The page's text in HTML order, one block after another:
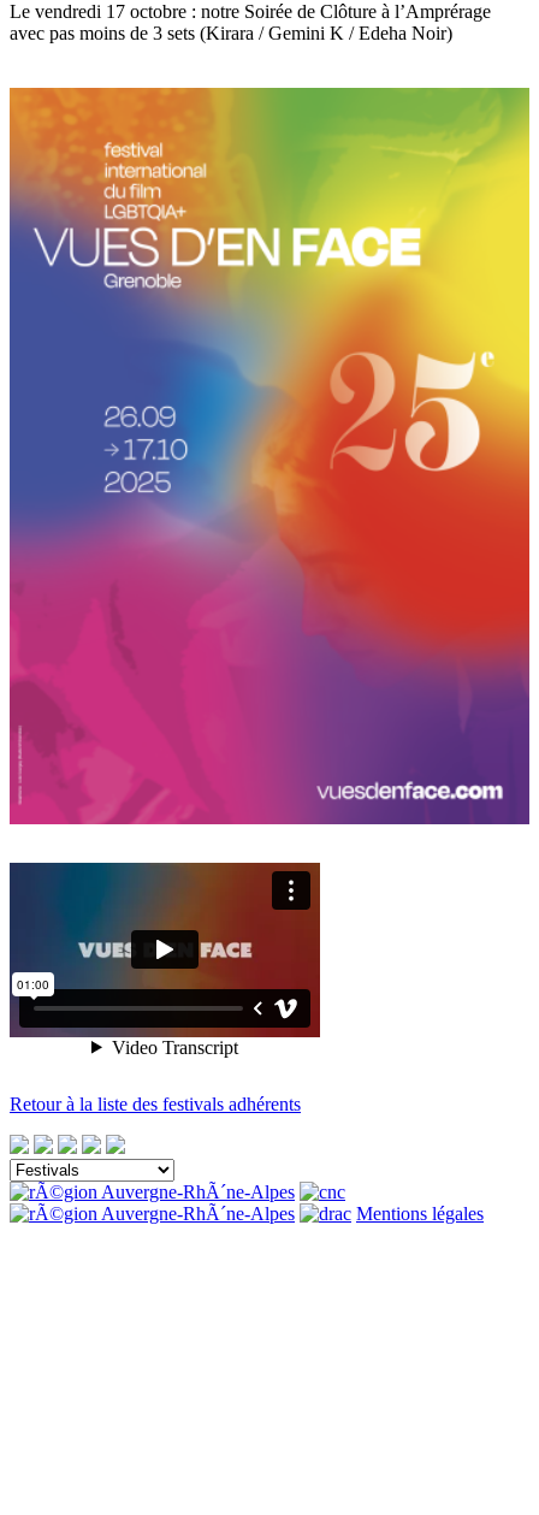
Le vendredi 17 octobre : notre Soirée de Clôture à l’Amprérage
avec pas moins de 3 sets (Kirara / Gemini K / Edeha Noir)
Retour à la liste des festivals adhérents
Mentions légales